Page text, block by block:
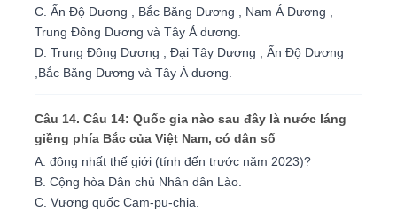
C. Ấn Độ Dương , Bắc Băng Dương , Nam Á Dương ,
Trung Đông Dương và Tây Á dương.
D. Trung Đông Dương , Đại Tây Dương , Ấn Độ Dương
,Bắc Băng Dương và Tây Á dương.
Câu 14. Câu 14: Quốc gia nào sau đây là nước láng
giềng phía Bắc của Việt Nam, có dân số
A. đông nhất thế giới (tính đến trước năm 2023)?
B. Cộng hòa Dân chủ Nhân dân Lào.
C. Vương quốc Cam-pu-chia.